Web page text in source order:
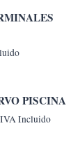
PISCINA
IVA Incluido